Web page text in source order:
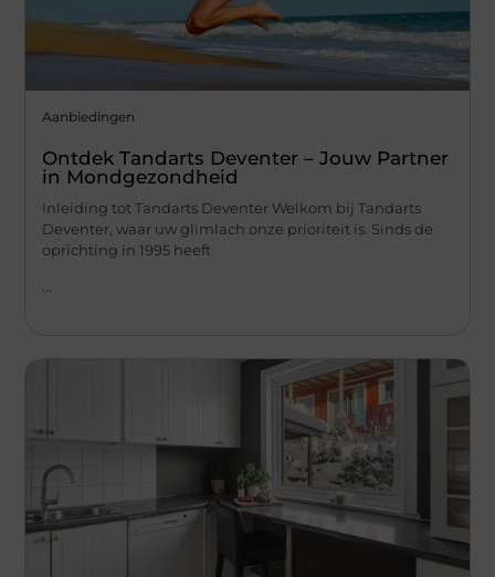
Aanbiedingen
Ontdek Tandarts Deventer – Jouw Partner
in Mondgezondheid
Inleiding tot Tandarts Deventer Welkom bij Tandarts
Deventer, waar uw glimlach onze prioriteit is. Sinds de
oprichting in 1995 heeft
...